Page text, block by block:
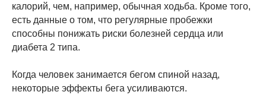
калорий, чем, например, обычная ходьба. Кроме того,
есть данные о том, что регулярные пробежки
способны понижать риски болезней сердца или
диабета 2 типа.
Когда человек занимается бегом спиной назад,
некоторые эффекты бега усиливаются.